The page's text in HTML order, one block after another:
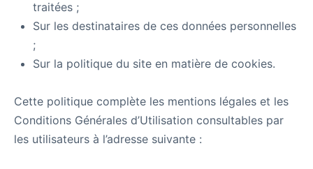
traitées ;
Sur les destinataires de ces données personnelles
;
Sur la politique du site en matière de cookies.
Cette politique complète les mentions légales et les
Conditions Générales d’Utilisation consultables par
les utilisateurs à l’adresse suivante :